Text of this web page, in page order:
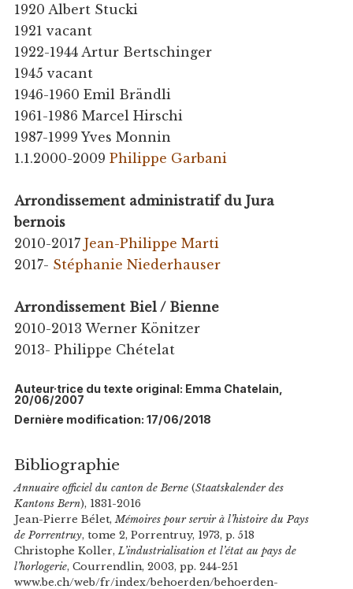
1920 Albert Stucki
1921 vacant
1922-1944 Artur Bertschinger
1945 vacant
1946-1960 Emil Brändli
1961-1986 Marcel Hirschi
1987-1999 Yves Monnin
1.1.2000-2009 Philippe Garbani
Arrondissement administratif du Jura
bernois
2010-2017 Jean-Philippe Marti
2017- Stéphanie Niederhauser
Arrondissement Biel / Bienne
2010-2013 Werner Könitzer
2013- Philippe Chételat
Auteur·trice du texte original: Emma Chatelain,
20/06/2007
Dernière modification: 17/06/2018
Bibliographie
Annuaire officiel du canton de Berne(Staatskalender des
Kantons Bern), 1831-2016
Jean-Pierre Bélet, Mémoires pour servir à l’histoire du Pays
de Porrentruy, tome 2, Porrentruy, 1973, p. 518
Christophe Koller, L’industrialisation et l’état au pays de
l’horlogerie, Courrendlin, 2003, pp. 244-251
www.be.ch/web/fr/index/behoerden/behoerden-